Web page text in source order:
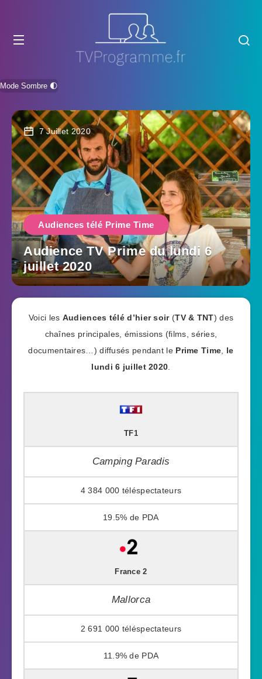
Mode Sombre 🌓
7 Juillet 2020
Audiences télé Prime Time
Audience TV Prime du lundi 6
juillet 2020
Voici les Audiences télé d’hier soir (TV & TNT) des
chaînes principales, émissions (films, séries,
documentaires…) diffusés pendant le Prime Time
le
lundi 6 juillet 2020
TF1
Camping Paradis
4 384 000
19.5%
France 2
Mallorca
2 691 000
11.9%